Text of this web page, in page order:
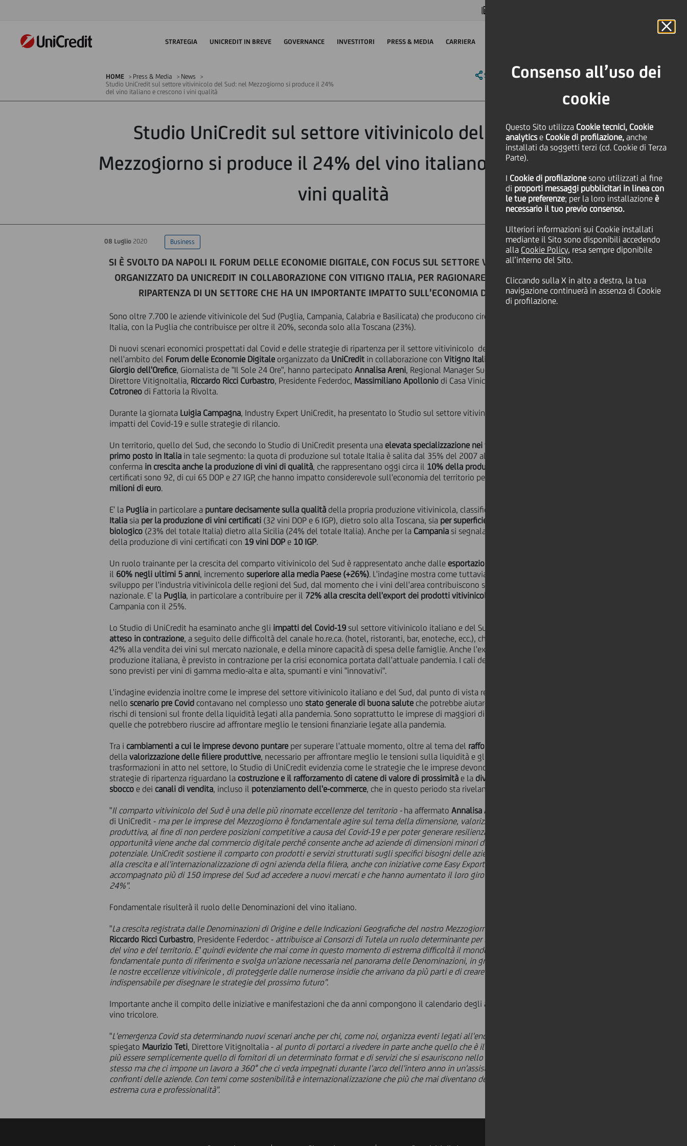
Consenso all’uso dei
cookie
Questo Sito utilizza Cookie tecnici, Cookie
analyticse Cookie di profilazione, anche
installati da soggetti terzi (cd. Cookie di Terza
Parte).
I Cookie di profilazione sono utilizzati al fine
di proporti messaggi pubblicitari in linea con
le tue preferenze; per la loro installazione è
necessario il tuo previo consenso.
Ulteriori informazioni sui Cookie installati
mediante il Sito sono disponibili accedendo
alla Cookie Policy, resa sempre diponibile
all’interno del Sito.
Cliccando sulla X in alto a destra, la tua
navigazione continuerà in assenza di Cookie
di profilazione.
STRATEGIA UNICREDIT IN BREVE GOVERNANCE INVESTITORI PRESS & MEDIA CARRIERA
HOME Press & Media
News
Studio UniCredit sul settore vitivinicolo del Sud: nel Mezzogiorno si produce il 24%
del vino italiano e crescono i vini qualità
SHARE PRINT SEND
Studio UniCredit sul settore vitivinicolo del Sud: nel
Mezzogiorno si produce il 24% del vino italiano e crescono i
vini qualità
08 Luglio 2020 Business
SI È SVOLTO DA NAPOLI IL FORUM DELLE ECONOMIE DIGITALE, CON FOCUS SUL SETTORE VITIVINICOLO DEL SUD,
ORGANIZZATO DA UNICREDIT IN COLLABORAZIONE CON VITIGNO ITALIA, PER RAGIONARE SULLE STRATEGIE DI
RIPARTENZA DI UN SETTORE CHE HA UN IMPORTANTE IMPATTO SULL'ECONOMIA DEL TERRITORIO
Sono oltre 7.700 le aziende vitivinicole del Sud (Puglia, Campania, Calabria e Basilicata) che producono circa 1/4 del vino prodotto in
Italia, con la Puglia che contribuisce per oltre il 20%, seconda solo alla Toscana (23%).
Di nuovi scenari economici prospettati dal Covid e delle strategie di ripartenza per il settore vitivinicolo del Sud si è parlato
nell'ambito del Forum delle Economie Digitale organizzato da UniCredit in collaborazione conVitigno Italia
Giorgio dell'Orefice, Giornalista de "Il Sole 24 Ore", hanno partecipatoAnnalisa Areni, Regional Manager Sud di UniCredit,
Direttore VitignoItalia, Riccardo Ricci Curbastro, Presidente Federdoc, Massimiliano Apollonio di Casa Vinicola Apollonio Srl e
Cotroneo di Fattoria la Rivolta.
Durante la giornata Luigia Campagna, Industry Expert UniCredit, ha presentato lo Studio sul settore vitivinicolo del Sud con focus sugli
impatti del Covid-19 e sulle strategie di rilancio.
Un territorio, quello del Sud, che secondo lo Studio di UniCredit presenta unaelevata specializzazione nei vini da Tavola
primo posto in Italia in tale segmento: la quota di produzione sul totale Italia è salita dal 35% del 2007 al
conferma in crescita anche la produzione di vini di qualità, che rappresentano oggi circa il 10% della produzione nazionale
certificati sono 92, di cui 65 DOP e 27 IGP, che hanno impatto considerevole sull'economia del territorio per un valore pari a circa
milioni di euro.
E' la Puglia in particolare a puntare decisamente sulla qualità della propria produzione vitivinicola, classificandosi al
Italia sia per la produzione di vini certificati (32 vini DOP e 6 IGP), dietro solo alla Toscana, sia per superficie agricola dedicata al
biologico (23% del totale Italia) dietro alla Sicilia (24% del totale Italia). Anche per la Campania si segnala un buon risultato sul fronte
della produzione di vini certificati con 19 vini DOP e 10 IGP.
Un ruolo trainante per la crescita del comparto vitivinicolo del Sud è rappresentato anche dalleesportazioni
il 60% negli ultimi 5 anni, incremento superiore alla media Paese (+26%). L'indagine mostra come tuttavia esistano ampi margini di
sviluppo per l'industria vitivinicola delle regioni del Sud, dal momento che i vini dell'area contribuiscono solo per il 3,5% dell'export
nazionale. E' la Puglia, in particolare a contribuire per il 72% alla crescita dell'export dei prodotti vitivinicoli del Sud
Campania con il 25%.
Lo Studio di UniCredit ha esaminato anche gli impatti del Covid-19 sul settore vitivinicolo italiano e del Sud. Il
atteso in contrazione, a seguito delle difficoltà del canale ho.re.ca. (hotel, ristoranti, bar, enoteche, ecc.), che da solo contribuisce per il
42% alla vendita dei vini sul mercato nazionale, e della minore capacità di spesa delle famiglie. Anche l'export, a cui va il 55% della
produzione italiana, è previsto in contrazione per la crisi economica portata dall'attuale pandemia. I cali delle vendite più consistenti
sono previsti per vini di gamma medio-alta e alta, spumanti e vini "innovativi".
L'indagine evidenzia inoltre come le imprese del settore vitivinicolo italiano e del Sud, dal punto di vista reddituale e patrimoniale,
nello scenario pre Covid contavano nel complesso uno stato generale di buona salute che potrebbe aiutare a contenere i prevedibili
rischi di tensioni sul fronte della liquidità legati alla pandemia. Sono soprattutto le imprese di maggiori dimensioni o più strutturate
quelle che potrebbero riuscire ad affrontare meglio le tensioni finanziarie legate alla pandemia.
Tra icambiamenti a cui le imprese devono puntare per superare l'attuale momento, oltre al tema del rafforzamento dimensionale
dellavalorizzazione delle filiere produttive, necessario per affrontare meglio le tensioni sulla liquidità e gli investimenti legati alle
trasformazioni in atto nel settore, lo Studio di UniCredit evidenzia come le strategie che le imprese devono mettere in atto per favorire
strategie di ripartenza riguardano lacostruzione e il rafforzamento di catene di valore di prossimità e ladiversificazione dei mercati di
sbocco e deicanali di vendita, incluso il potenziamento dell'e-commerce, che in questo periodo sta rivelando grandi potenzialità.
"Il comparto vitivinicolo del Sud è una delle più rinomate eccellenze del territorio - ha affermatoAnnalisa Areni
di UniCredit - ma per le imprese del Mezzogiorno è fondamentale agire sul tema della dimensione, valorizzando anche l'intera filiera
produttiva, al fine di non perdere posizioni competitive a causa del Covid-19 e per poter generare resilienza agli shock di mercato. Una
opportunità viene anche dal commercio digitale perché consente anche ad aziende di dimensioni minori di raggiungere mercati ad alto
potenziale. UniCredit sostiene il comparto con prodotti e servizi strutturati sugli specifici bisogni delle aziende del settore, finalizzati
alla crescita e all'internazionalizzazione di ogni azienda della filiera, anche con iniziative come Easy Export grazie al quale abbiamo
accompagnato più di 150 imprese del Sud ad accedere a nuovi mercati e che hanno aumentato il loro giro d'affari con l'estero del
24%".
Fondamentale risulterà il ruolo delle Denominazioni del vino italiano.
"La crescita registrata dalle Denominazioni di Origine e delle Indicazioni Geografiche del nostro Mezzogiorno d'Italia -
Riccardo Ricci Curbastro, Presidente Federdoc - attribuisce ai Consorzi di Tutela un ruolo determinante per la promozione della cultura
del vino e del territorio. E' quindi evidente che mai come in questo momento di estrema difficoltà il mondo consortile costituisca un
fondamentale punto di riferimento e svolga un'azione necessaria nel panorama delle Denominazioni, in grado di promuovere al meglio
le nostre eccellenze vitivinicole , di proteggerle dalle numerose insidie che arrivano da più parti e di creare un fronte comune
indispensabile per disegnare le strategie del prossimo futuro".
Importante anche il compito delle iniziative e manifestazioni che da anni compongono il calendario degli appuntamenti dedicati al
vino tricolore.
"L'emergenza Covid sta determinando nuovi scenari anche per chi, come noi, organizza eventi legati all'enogastronomia di qualità -
spiegato Maurizio Teti, Direttore VitignoItalia - al punto di portarci a rivedere in parte anche quello che è il nostro ruolo. Che non può
più essere semplicemente quello di fornitori di un determinato format e di servizi che si esauriscono nello spazio temporale dell'evento
stesso ma che ci impone un lavoro a 360° che ci veda impegnati durante l'arco dell'intero anno in un'assistenza continuativa nei
confronti delle aziende. Con temi come sostenibilità e internazionalizzazione che più che mai diventano dei must da perseguire con
estrema cura e professionalità".